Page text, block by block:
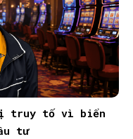
truy tố vì biển
tư